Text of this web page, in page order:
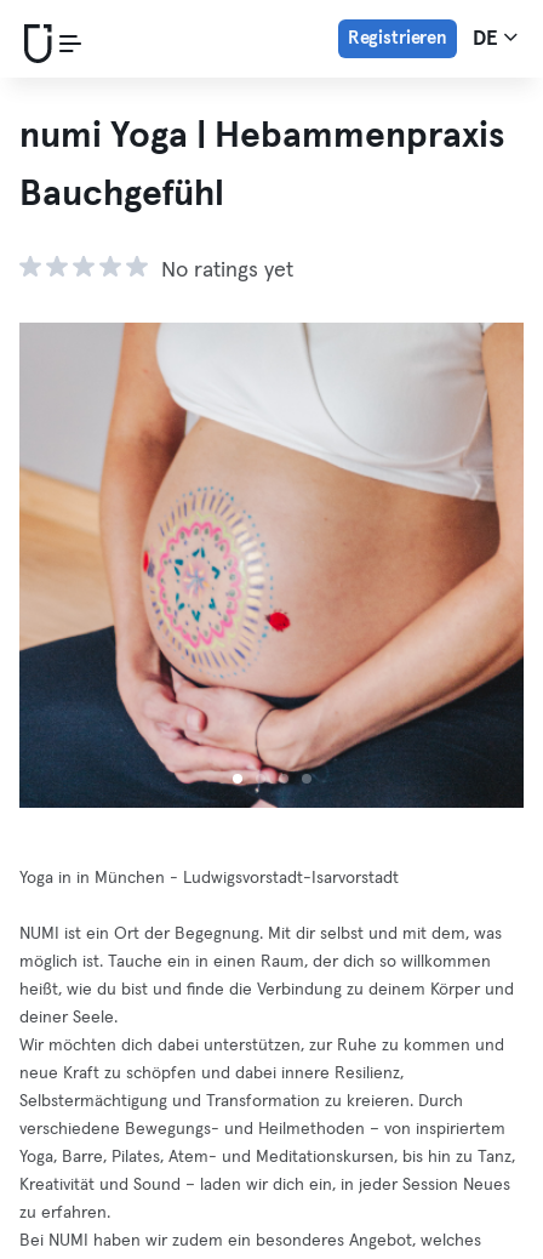
Registrieren DE
numi Yoga | Hebammenpraxis
Bauchgefühl
No ratings yet
Yoga in in München - Ludwigsvorstadt-Isarvorstadt
NUMI ist ein Ort der Begegnung. Mit dir selbst und mit dem, was
möglich ist. Tauche ein in einen Raum, der dich so willkommen
heißt, wie du bist und finde die Verbindung zu deinem Körper und
deiner Seele.
Wir möchten dich dabei unterstützen, zur Ruhe zu kommen und
neue Kraft zu schöpfen und dabei innere Resilienz,
Selbstermächtigung und Transformation zu kreieren. Durch
verschiedene Bewegungs- und Heilmethoden – von inspiriertem
Yoga, Barre, Pilates, Atem- und Meditationskursen, bis hin zu Tanz,
Kreativität und Sound – laden wir dich ein, in jeder Session Neues
zu erfahren.
Bei NUMI haben wir zudem ein besonderes Angebot, welches